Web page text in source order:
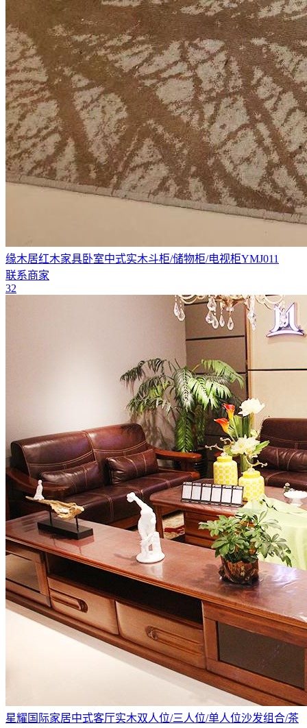
缘木居红木家具卧室中式实木斗柜/储物柜/电视柜YMJ011
联系商家
32
星耀国际家居中式客厅实木双人位/三人位/单人位沙发组合/茶